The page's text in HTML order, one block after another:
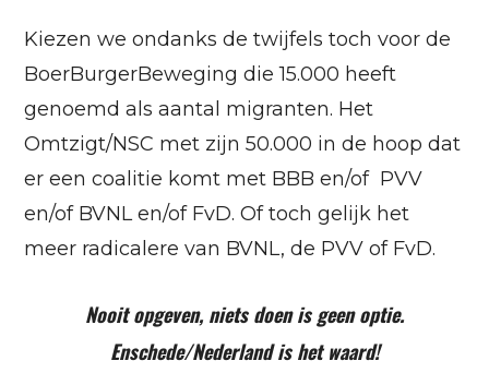
Kiezen we ondanks de twijfels toch voor de
BoerBurgerBeweging die 15.000 heeft
genoemd als aantal migranten. Het
Omtzigt/NSC met zijn 50.000 in de hoop dat
er een coalitie komt met BBB en/of PVV
en/of BVNL en/of FvD. Of toch gelijk het
meer radicalere van BVNL, de PVV of FvD.
Nooit opgeven, niets doen is geen optie.
Enschede/Nederland is het waard!